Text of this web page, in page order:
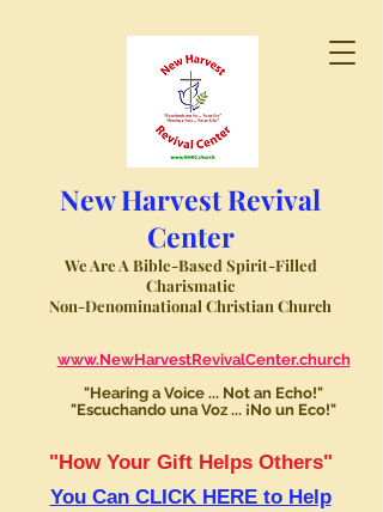
New Harvest Revival
Center
We Are A Bible-Based Spirit-Filled
Charismatic
Non-Denominational Christian Church
www.NewHarvestRevivalCenter.church
"Hearing a Voice ... Not an Echo!"
"Escuchando una Voz ... ¡No un Eco!"
"How Your Gift Helps Others"
You Can CLICK HERE to Help